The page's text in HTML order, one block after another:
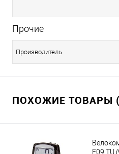
Прочие
Производитель
ПОХОЖИЕ ТОВАРЫ
F09 TU